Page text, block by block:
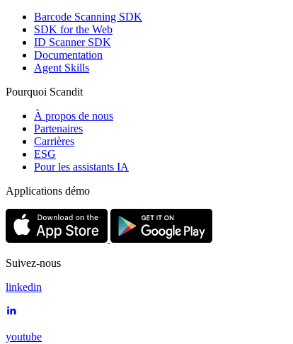
Barcode Scanning SDK
SDK for the Web
ID Scanner SDK
Documentation
Agent Skills
Pourquoi Scandit
À propos de nous
Partenaires
Carrières
ESG
Pour les assistants IA
Applications démo
Suivez-nous
linkedin
youtube